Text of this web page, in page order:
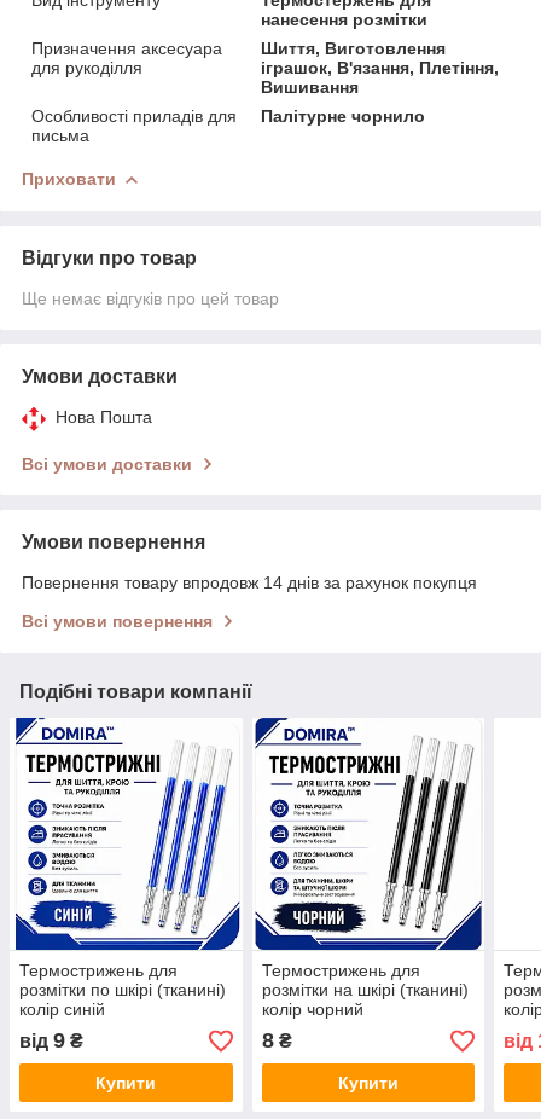
нанесення розмітки
Призначення аксесуара
для рукоділля
Шиття, Виготовлення
іграшок, В'язання, Плетіння,
Вишивання
Особливості приладів для
письма
Палітурне чорнило
Приховати
Відгуки про товар
Ще немає відгуків про цей товар
Умови доставки
Нова Пошта
Всі умови доставки
Умови повернення
Повернення товару впродовж 14 днів за рахунок покупця
Всі умови повернення
Подібні товари компанії
Термострижень для
розмітки по шкірі (тканині)
колір синій
від 9 ₴
Купити
Термострижень для
розмітки на шкірі (тканині)
колір чорний
8₴
Купити
від